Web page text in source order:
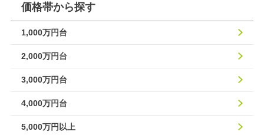
価格帯から探す
1,000万円台
2,000万円台
3,000万円台
4,000万円台
5,000万円以上